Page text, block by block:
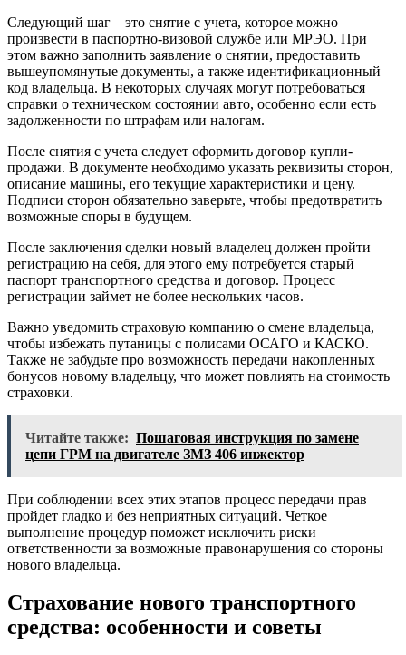
Следующий шаг – это снятие с учета, которое можно
произвести в паспортно-визовой службе или МРЭО. При
этом важно заполнить заявление о снятии, предоставить
вышеупомянутые документы, а также идентификационный
код владельца. В некоторых случаях могут потребоваться
справки о техническом состоянии авто, особенно если есть
задолженности по штрафам или налогам.
После снятия с учета следует оформить договор купли-
продажи. В документе необходимо указать реквизиты сторон,
описание машины, его текущие характеристики и цену.
Подписи сторон обязательно заверьте, чтобы предотвратить
возможные споры в будущем.
После заключения сделки новый владелец должен пройти
регистрацию на себя, для этого ему потребуется старый
паспорт транспортного средства и договор. Процесс
регистрации займет не более нескольких часов.
Важно уведомить страховую компанию о смене владельца,
чтобы избежать путаницы с полисами ОСАГО и КАСКО.
Также не забудьте про возможность передачи накопленных
бонусов новому владельцу, что может повлиять на стоимость
страховки.
Читайте также: Пошаговая инструкция по замене
цепи ГРМ на двигателе ЗМЗ 406 инжектор
При соблюдении всех этих этапов процесс передачи прав
пройдет гладко и без неприятных ситуаций. Четкое
выполнение процедур поможет исключить риски
ответственности за возможные правонарушения со стороны
нового владельца.
Страхование нового транспортного
средства: особенности и советы